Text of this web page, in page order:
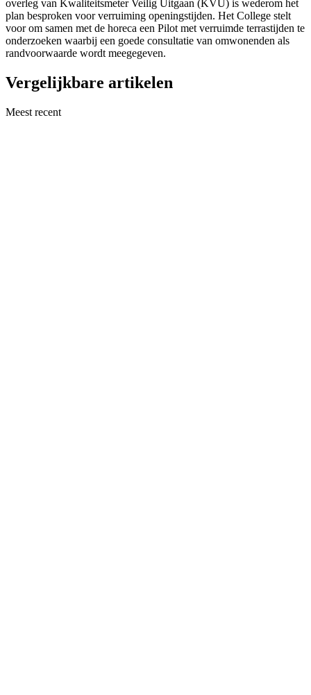
overleg van Kwaliteitsmeter Veilig Uitgaan (KVU) is wederom het
plan besproken voor verruiming openingstijden. Het College stelt
voor om samen met de horeca een Pilot met verruimde terrastijden te
onderzoeken waarbij een goede consultatie van omwonenden als
randvoorwaarde wordt meegegeven.
Vergelijkbare artikelen
Meest recent